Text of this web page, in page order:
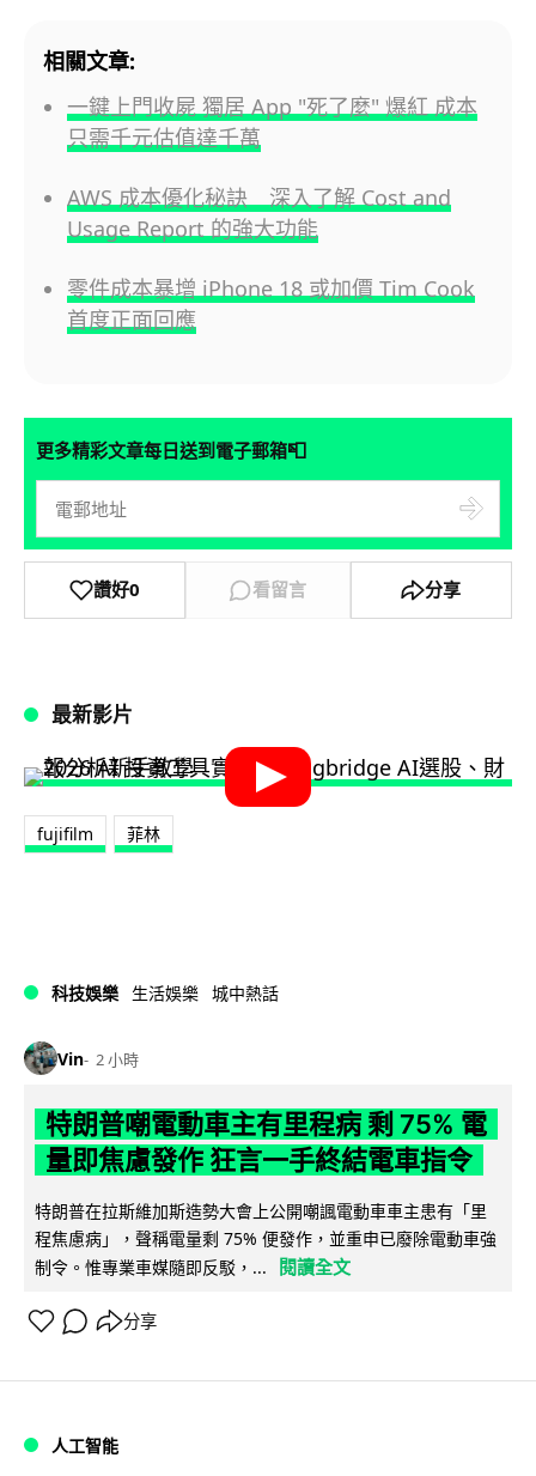
相關文章:
一鍵上門收屍 獨居 App "死了麼" 爆紅 成本
只需千元估值達千萬
AWS 成本優化秘訣 深入了解 Cost and
Usage Report 的強大功能
零件成本暴增 iPhone 18 或加價 Tim Cook
首度正面回應
更多精彩文章每日送到電子郵箱📮
讚好0 看留言 分享
最新影片
fujifilm 菲林
科技娛樂 生活娛樂 城中熱話
Vin 2 小時
特朗普嘲電動車主有里程病 剩 75% 電
量即焦慮發作 狂言一手終結電車指令
特朗普在拉斯維加斯造勢大會上公開嘲諷電動車車主患有「里
程焦慮病」，聲稱電量剩 75% 便發作，並重申已廢除電動車強
制令。惟專業車媒隨即反駁，...
閱讀全文
分享
人工智能